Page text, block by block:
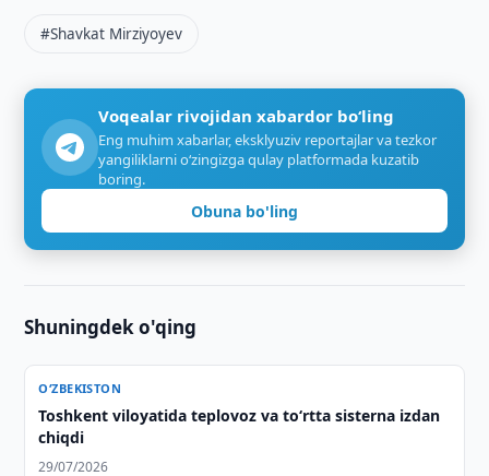
#Shavkat Mirziyoyev
Voqealar rivojidan xabardor bo‘ling
Eng muhim xabarlar, eksklyuziv reportajlar va tezkor
yangiliklarni o‘zingizga qulay platformada kuzatib
boring.
Obuna bo'ling
Shuningdek o'qing
O‘ZBEKISTON
Toshkent viloyatida teplovoz va to‘rtta sisterna izdan
chiqdi
29/07/2026